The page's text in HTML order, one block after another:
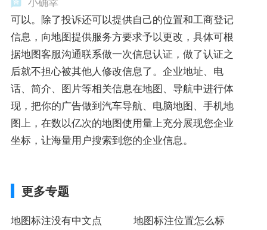
可以。除了投诉还可以提供自己的位置和工商登记
信息，向地图提供服务方要求予以更改，具体可根
据地图客服沟通联系做一次信息认证，做了认证之
后就不担心被其他人修改信息了。企业地址、电
话、简介、图片等相关信息在地图、导航中进行体
现，把你的广告做到汽车导航、电脑地图、手机地
图上，在数以亿次的地图使用量上充分展现您企业
坐标，让海量用户搜索到您的企业信息。
更多专题
地图标注没有中文点
地图标注位置怎么标